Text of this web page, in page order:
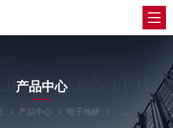
CENTER
产品中心
产品中心 电子地磅 120吨地磅